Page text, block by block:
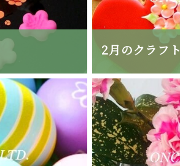
2月のクラフト